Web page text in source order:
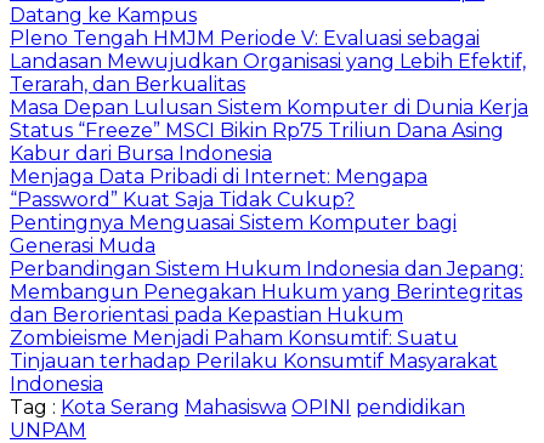
Datang ke Kampus
Pleno Tengah HMJM Periode V: Evaluasi sebagai
Landasan Mewujudkan Organisasi yang Lebih Efektif,
Terarah, dan Berkualitas
Masa Depan Lulusan Sistem Komputer di Dunia Kerja
Status “Freeze” MSCI Bikin Rp75 Triliun Dana Asing
Kabur dari Bursa Indonesia
Menjaga Data Pribadi di Internet: Mengapa
“Password” Kuat Saja Tidak Cukup?
Pentingnya Menguasai Sistem Komputer bagi
Generasi Muda
Perbandingan Sistem Hukum Indonesia dan Jepang:
Membangun Penegakan Hukum yang Berintegritas
dan Berorientasi pada Kepastian Hukum
Zombieisme Menjadi Paham Konsumtif: Suatu
Tinjauan terhadap Perilaku Konsumtif Masyarakat
Indonesia
Tag : Kota Serang Mahasiswa OPINI pendidikan
UNPAM